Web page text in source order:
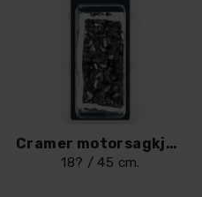
Cramer motorsagkjede
18? / 45 cm.